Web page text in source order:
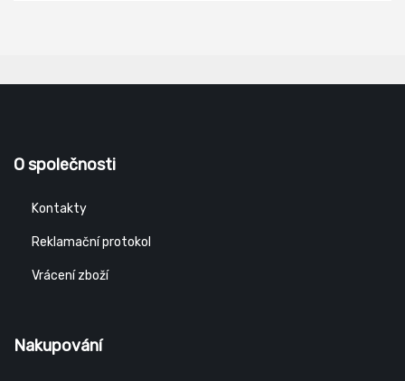
O společnosti
Kontakty
Reklamační protokol
Vrácení zboží
Nakupování